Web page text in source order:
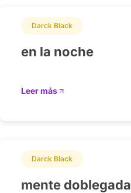
Darck Black
en la noche
Leer más
Darck Black
mente doblegada